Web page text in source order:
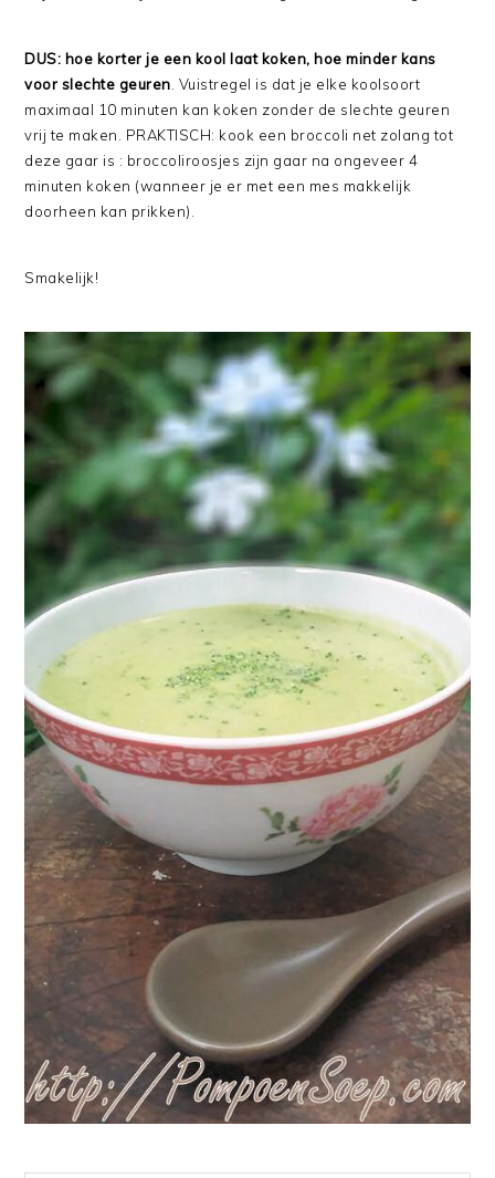
DUS: hoe korter je een kool laat koken, hoe minder kans
voor slechte geuren . Vuistregel is dat je elke koolsoort
maximaal 10 minuten kan koken zonder de slechte geuren
vrij te maken. PRAKTISCH: kook een broccoli net zolang tot
deze gaar is : broccoliroosjes zijn gaar na ongeveer 4
minuten koken (wanneer je er met een mes makkelijk
doorheen kan prikken).
Smakelijk!